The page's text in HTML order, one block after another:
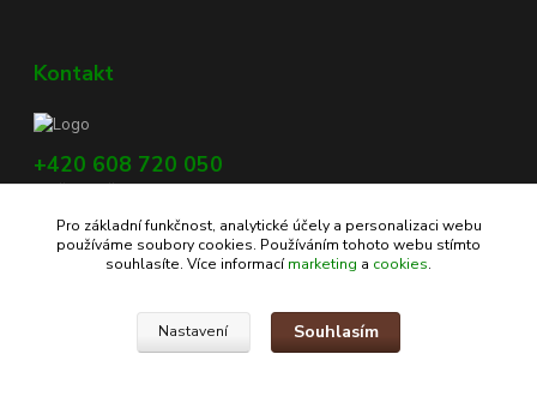
Kontakt
+420 608 720 050
Využijte náš chat, vpravo dole na obrazovce.
info@profikoreni.cz
Pro základní funkčnost, analytické účely a personalizaci webu
používáme soubory cookies. Používáním tohoto webu stímto
souhlasíte. Více informacímarketing a cookies.
Nastavení Souhlasím